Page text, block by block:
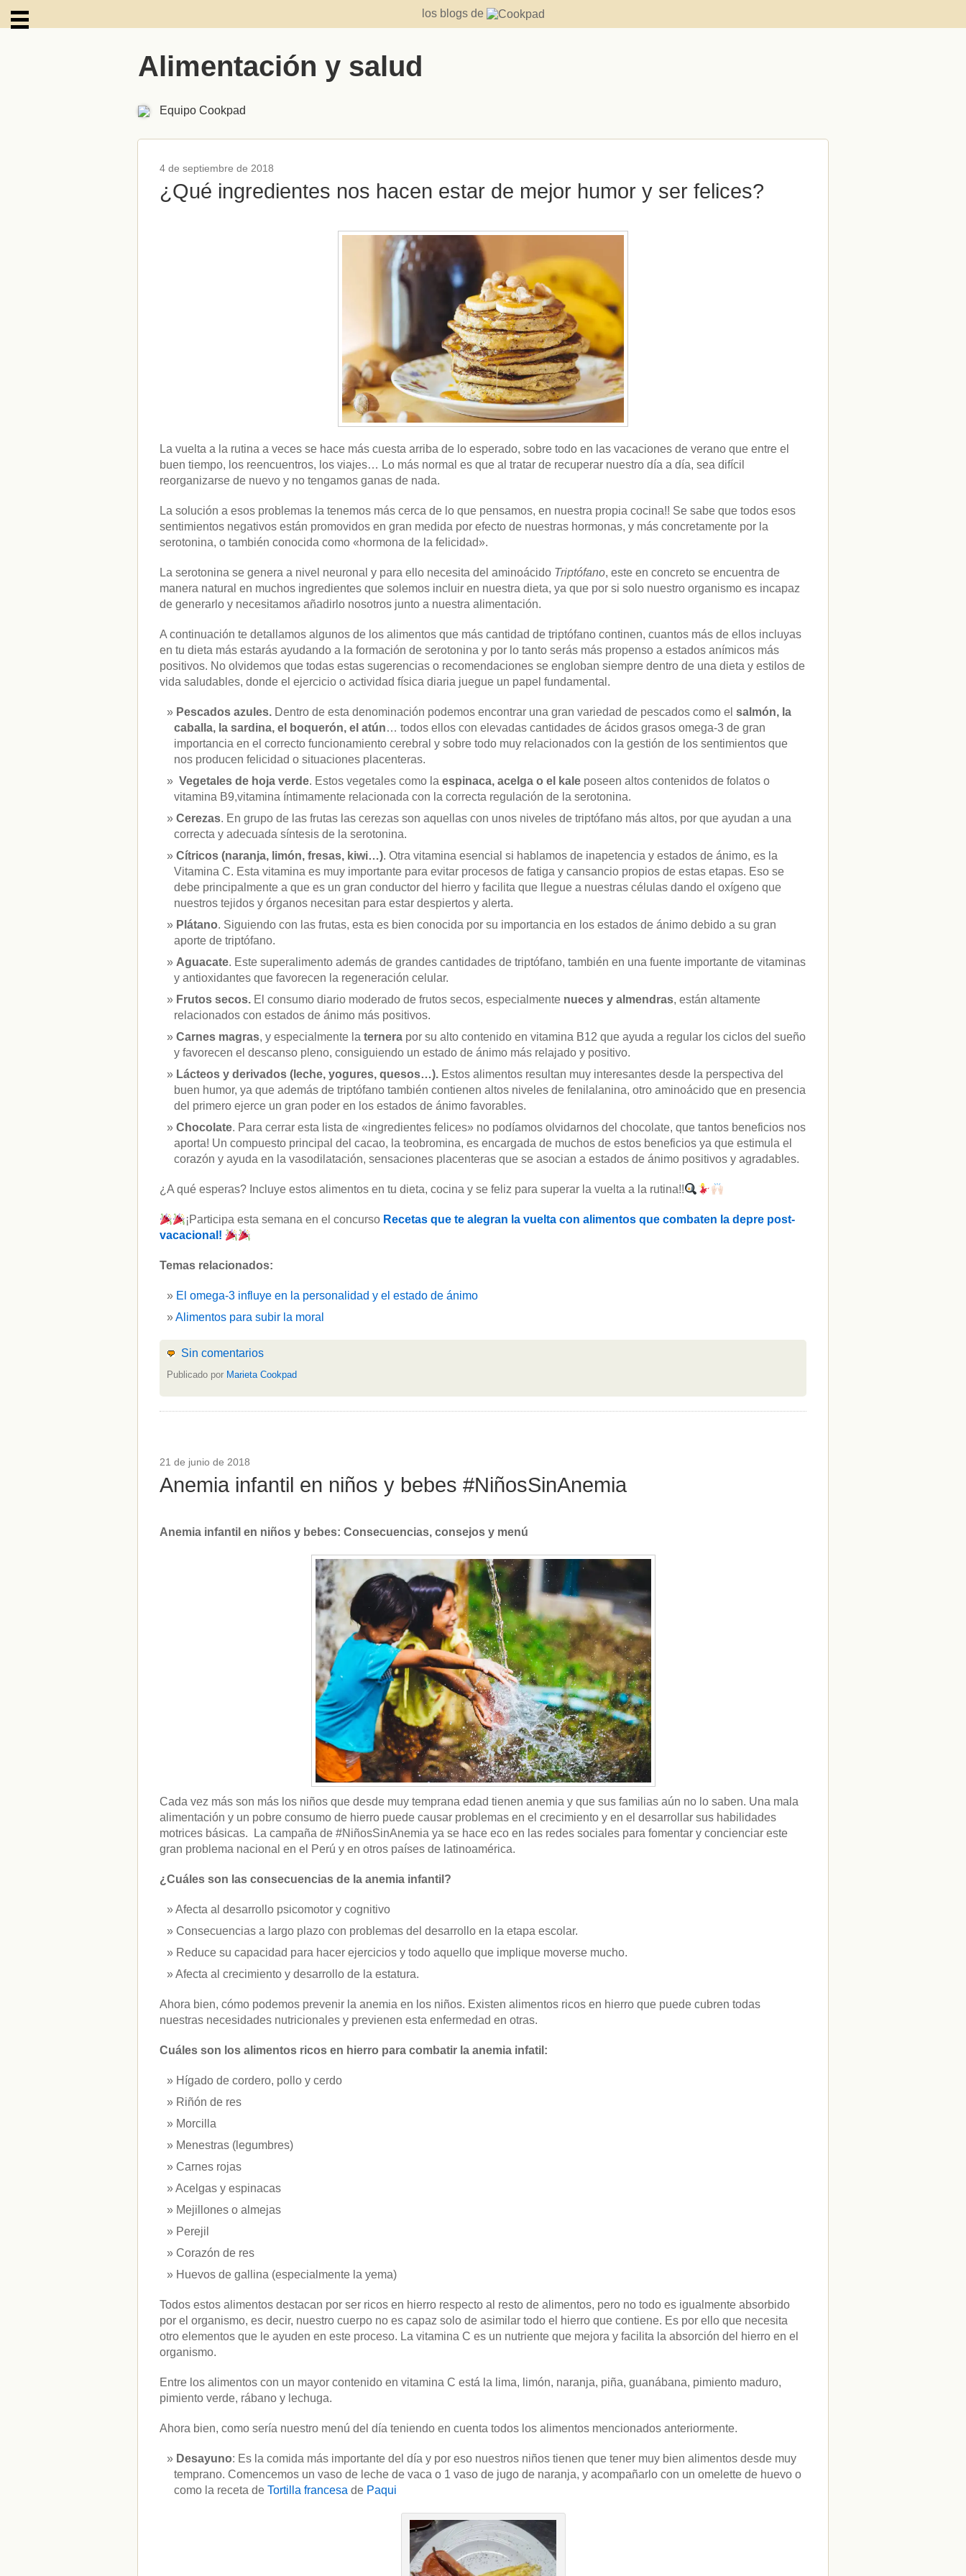
" ALT="RSS" /> SUSCRÍBETE
los blogs de
Alimentación y salud
Equipo Cookpad
4 de septiembre de 2018
¿Qué ingredientes nos hacen estar de mejor humor y ser felices?
La vuelta a la rutina a veces se hace más cuesta arriba de lo esperado, sobre todo en las vacaciones de verano que entre el
buen tiempo, los reencuentros, los viajes… Lo más normal es que al tratar de recuperar nuestro día a día, sea difícil
reorganizarse de nuevo y no tengamos ganas de nada.
La solución a esos problemas la tenemos más cerca de lo que pensamos, en nuestra propia cocina!! Se sabe que todos esos
sentimientos negativos están promovidos en gran medida por efecto de nuestras hormonas, y más concretamente por la
serotonina, o también conocida como «hormona de la felicidad».
La serotonina se genera a nivel neuronal y para ello necesita del aminoácido Triptófano, este en concreto se encuentra de
manera natural en muchos ingredientes que solemos incluir en nuestra dieta, ya que por si solo nuestro organismo es incapaz
de generarlo y necesitamos añadirlo nosotros junto a nuestra alimentación.
A continuación te detallamos algunos de los alimentos que más cantidad de triptófano continen, cuantos más de ellos incluyas
en tu dieta más estarás ayudando a la formación de serotonina y por lo tanto serás más propenso a estados anímicos más
positivos. No olvidemos que todas estas sugerencias o recomendaciones se engloban siempre dentro de una dieta y estilos de
vida saludables, donde el ejercicio o actividad física diaria juegue un papel fundamental.
Pescados azules. Dentro de esta denominación podemos encontrar una gran variedad de pescados como el salmón, la
caballa, la sardina, el boquerón, el atún… todos ellos con elevadas cantidades de ácidos grasos omega-3 de gran
importancia en el correcto funcionamiento cerebral y sobre todo muy relacionados con la gestión de los sentimientos que
nos producen felicidad o situaciones placenteras.
Vegetales de hoja verde. Estos vegetales como la espinaca, acelga o el kale poseen altos contenidos de folatos o
vitamina B9,vitamina íntimamente relacionada con la correcta regulación de la serotonina.
Cerezas. En grupo de las frutas las cerezas son aquellas con unos niveles de triptófano más altos, por que ayudan a una
correcta y adecuada síntesis de la serotonina.
Cítricos (naranja, limón, fresas, kiwi…). Otra vitamina esencial si hablamos de inapetencia y estados de ánimo, es la
Vitamina C. Esta vitamina es muy importante para evitar procesos de fatiga y cansancio propios de estas etapas. Eso se
debe principalmente a que es un gran conductor del hierro y facilita que llegue a nuestras células dando el oxígeno que
nuestros tejidos y órganos necesitan para estar despiertos y alerta.
Plátano. Siguiendo con las frutas, esta es bien conocida por su importancia en los estados de ánimo debido a su gran
aporte de triptófano.
Aguacate. Este superalimento además de grandes cantidades de triptófano, también en una fuente importante de vitaminas
y antioxidantes que favorecen la regeneración celular.
Frutos secos. El consumo diario moderado de frutos secos, especialmente nueces y almendras, están altamente
relacionados con estados de ánimo más positivos.
Carnes magras, y especialmente la ternera por su alto contenido en vitamina B12 que ayuda a regular los ciclos del sueño
y favorecen el descanso pleno, consiguiendo un estado de ánimo más relajado y positivo.
Lácteos y derivados (leche, yogures, quesos…). Estos alimentos resultan muy interesantes desde la perspectiva del
buen humor, ya que además de triptófano también contienen altos niveles de fenilalanina, otro aminoácido que en presencia
del primero ejerce un gran poder en los estados de ánimo favorables.
Chocolate. Para cerrar esta lista de «ingredientes felices» no podíamos olvidarnos del chocolate, que tantos beneficios nos
aporta! Un compuesto principal del cacao, la teobromina, es encargada de muchos de estos beneficios ya que estimula el
corazón y ayuda en la vasodilatación, sensaciones placenteras que se asocian a estados de ánimo positivos y agradables.
¿A qué esperas? Incluye estos alimentos en tu dieta, cocina y se feliz para superar la vuelta a la rutina!!
¡Participa esta semana en el concurso Recetas que te alegran la vuelta con alimentos que combaten la depre post-
vacacional!
Temas relacionados:
El omega-3 influye en la personalidad y el estado de ánimo
Alimentos para subir la moral
Sin comentarios
Publicado por Marieta Cookpad
21 de junio de 2018
Anemia infantil en niños y bebes #NiñosSinAnemia
Anemia infantil en niños y bebes: Consecuencias, consejos y menú
Cada vez más son más los niños que desde muy temprana edad tienen anemia y que sus familias aún no lo saben. Una mala
alimentación y un pobre consumo de hierro puede causar problemas en el crecimiento y en el desarrollar sus habilidades
motrices básicas. La campaña de #NiñosSinAnemia ya se hace eco en las redes sociales para fomentar y concienciar este
gran problema nacional en el Perú y en otros países de latinoamérica.
¿Cuáles son las consecuencias de la anemia infantil?
Afecta al desarrollo psicomotor y cognitivo
Consecuencias a largo plazo con problemas del desarrollo en la etapa escolar.
Reduce su capacidad para hacer ejercicios y todo aquello que implique moverse mucho.
Afecta al crecimiento y desarrollo de la estatura.
Ahora bien, cómo podemos prevenir la anemia en los niños. Existen alimentos ricos en hierro que puede cubren todas
nuestras necesidades nutricionales y previenen esta enfermedad en otras.
Cuáles son los alimentos ricos en hierro para combatir la anemia infatil:
Hígado de cordero, pollo y cerdo
Riñón de res
Morcilla
Menestras (legumbres)
Carnes rojas
Acelgas y espinacas
Mejillones o almejas
Perejil
Corazón de res
Huevos de gallina (especialmente la yema)
Todos estos alimentos destacan por ser ricos en hierro respecto al resto de alimentos, pero no todo es igualmente absorbido
por el organismo, es decir, nuestro cuerpo no es capaz solo de asimilar todo el hierro que contiene. Es por ello que necesita
otro elementos que le ayuden en este proceso. La vitamina C es un nutriente que mejora y facilita la absorción del hierro en el
organismo.
Entre los alimentos con un mayor contenido en vitamina C está la lima, limón, naranja, piña, guanábana, pimiento maduro,
pimiento verde, rábano y lechuga.
Ahora bien, como sería nuestro menú del día teniendo en cuenta todos los alimentos mencionados anteriormente.
Desayuno: Es la comida más importante del día y por eso nuestros niños tienen que tener muy bien alimentos desde muy
temprano. Comencemos un vaso de leche de vaca o 1 vaso de jugo de naranja, y acompañarlo con un omelette de huevo o
como la receta de Tortilla francesa de Paqui